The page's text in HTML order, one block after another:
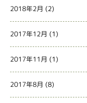
2018年2月 (2)
2017年12月 (1)
2017年11月 (1)
2017年8月 (8)